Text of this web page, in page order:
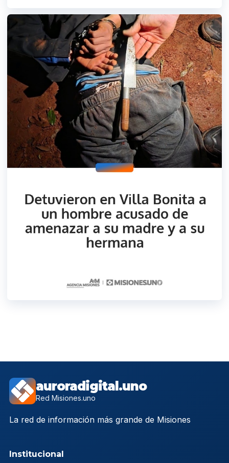
auroradigital.uno
Red Misiones.uno
La red de información más grande de Misiones
Institucional